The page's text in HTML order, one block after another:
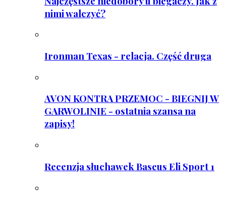
nimi walczyć?
Ironman Texas - relacja. Część druga
AVON KONTRA PRZEMOC - BIEGNIJ W
GARWOLINIE - ostatnia szansa na
zapisy!
Recenzja słuchawek Baseus Eli Sport 1